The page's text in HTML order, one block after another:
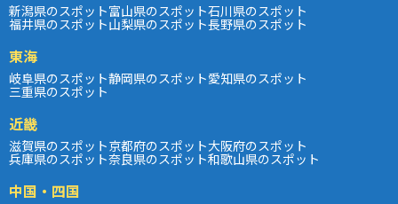
新潟県のスポット富山県のスポット石川県のスポット
福井県のスポット山梨県のスポット長野県のスポット
東海
岐阜県のスポット静岡県のスポット愛知県のスポット
三重県のスポット
近畿
滋賀県のスポット京都府のスポット大阪府のスポット
兵庫県のスポット奈良県のスポット和歌山県のスポット
中国・四国